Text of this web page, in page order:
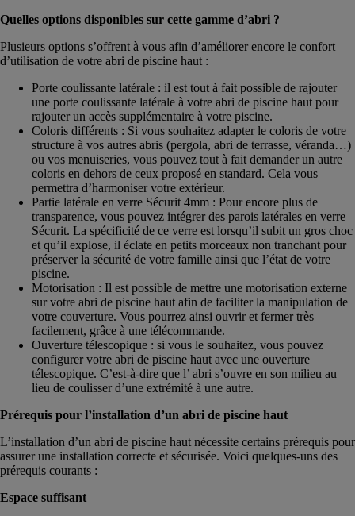
Quelles options disponibles sur cette gamme d’abri ?
Plusieurs options s’offrent à vous afin d’améliorer encore le confort
d’utilisation de votre abri de piscine haut :
Porte coulissante latérale : il est tout à fait possible de rajouter
une porte coulissante latérale à votre abri de piscine haut pour
rajouter un accès supplémentaire à votre piscine.
Coloris différents : Si vous souhaitez adapter le coloris de votre
structure à vos autres abris (pergola, abri de terrasse, véranda…)
ou vos menuiseries, vous pouvez tout à fait demander un autre
coloris en dehors de ceux proposé en standard. Cela vous
permettra d’harmoniser votre extérieur.
Partie latérale en verre Sécurit 4mm : Pour encore plus de
transparence, vous pouvez intégrer des parois latérales en verre
Sécurit. La spécificité de ce verre est lorsqu’il subit un gros choc
et qu’il explose, il éclate en petits morceaux non tranchant pour
préserver la sécurité de votre famille ainsi que l’état de votre
piscine.
Motorisation : Il est possible de mettre une motorisation externe
sur votre abri de piscine haut afin de faciliter la manipulation de
votre couverture. Vous pourrez ainsi ouvrir et fermer très
facilement, grâce à une télécommande.
Ouverture télescopique : si vous le souhaitez, vous pouvez
configurer votre abri de piscine haut avec une ouverture
télescopique. C’est-à-dire que l’ abri s’ouvre en son milieu au
lieu de coulisser d’une extrémité à une autre.
Prérequis pour l’installation d’un abri de piscine haut
L’installation d’un abri de piscine haut nécessite certains prérequis pour
assurer une installation correcte et sécurisée. Voici quelques-uns des
prérequis courants :
Espace suffisant